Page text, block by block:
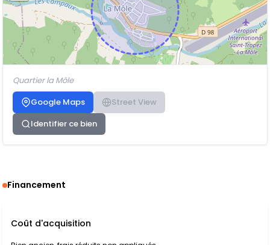
Quartier la Môle
Google Maps
Street View
Identifier ce bien
Financement
Coût d'acquisition